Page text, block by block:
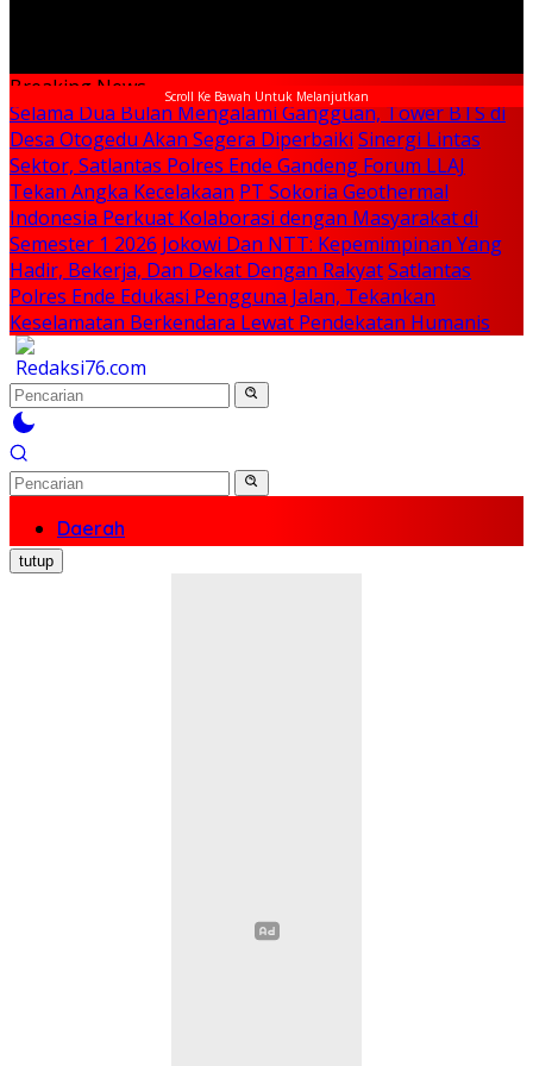
Scroll Ke Bawah Untuk Melanjutkan
Breaking News
Selama Dua Bulan Mengalami Gangguan, Tower BTS di
Desa Otogedu Akan Segera Diperbaiki Sinergi Lintas
Sektor, Satlantas Polres Ende Gandeng Forum LLAJ
Tekan Angka Kecelakaan PT Sokoria Geothermal
Indonesia Perkuat Kolaborasi dengan Masyarakat di
Semester 1 2026 Jokowi Dan NTT: Kepemimpinan Yang
Hadir, Bekerja, Dan Dekat Dengan RakyatSatlantas
Polres Ende Edukasi Pengguna Jalan, Tekankan
Keselamatan Berkendara Lewat Pendekatan Humanis
Daerah
Nasional
Politik
tutup